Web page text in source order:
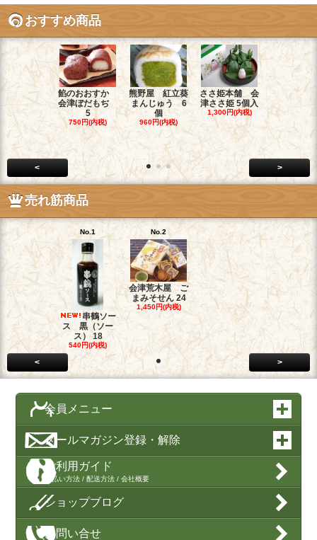
おすすめ商品
餡のおおすか
会津ぼだもぢ
5
750円(内税)
熊野屋 紅立葵
まんじゅう 6
個
960円(内税)
ささ姫本舗 会
津ささ姫 5個入
1,300円(内税)
お菓子のヤ
チ 和菓子職
1,900円(内
< >
売れ筋商品
No.1
串鶴ソー
ス 黒（ソー
ス） 18
540円(内税)
No.2
会津荒木屋 ご
まみそせん 24
1,450円(内税)
< >
会員メニュー
メールマガジン登録・解除
ご利用ガイド
支払い方法 / 配送方法 / 会社概要
ショップブログ
お問い合せ